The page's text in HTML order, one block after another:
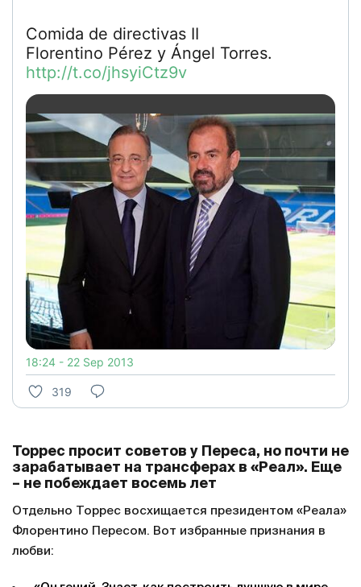
Comida de directivas II
Florentino Pérez y Ángel Torres.
http://t.co/jhsyiCtz9v
18:24 - 22 Sep 2013
319
Торрес просит советов у Переса, но почти не
зарабатывает на трансферах в «Реал». Еще
– не побеждает восемь лет
Отдельно Торрес восхищается президентом «Реала»
Флорентино Пересом. Вот избранные признания в
любви: